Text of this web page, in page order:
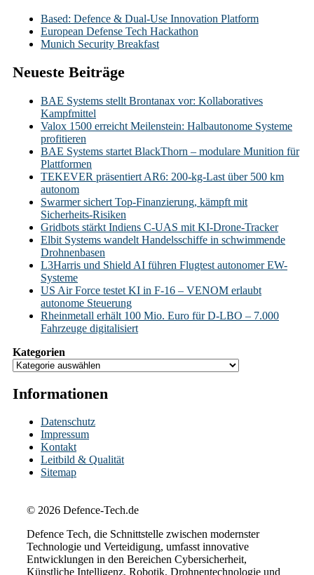
Based: Defence & Dual-Use Innovation Platform
European Defense Tech Hackathon
Munich Security Breakfast
Neueste Beiträge
BAE Systems stellt Brontanax vor: Kollaboratives
Kampfmittel
Valox 1500 erreicht Meilenstein: Halbautonome Systeme
profitieren
BAE Systems startet BlackThorn – modulare Munition für
Plattformen
TEKEVER präsentiert AR6: 200-kg-Last über 500 km
autonom
Swarmer sichert Top-Finanzierung, kämpft mit
Sicherheits-Risiken
Gridbots stärkt Indiens C-UAS mit KI-Drone-Tracker
Elbit Systems wandelt Handelsschiffe in schwimmende
Drohnenbasen
L3Harris und Shield AI führen Flugtest autonomer EW-
Systeme
US Air Force testet KI in F-16 – VENOM erlaubt
autonome Steuerung
Rheinmetall erhält 100 Mio. Euro für D-LBO – 7.000
Fahrzeuge digitalisiert
Kategorien
Informationen
Datenschutz
Impressum
Kontakt
Leitbild & Qualität
Sitemap
© 2026 Defence-Tech.de
Defence Tech, die Schnittstelle zwischen modernster
Technologie und Verteidigung, umfasst innovative
Entwicklungen in den Bereichen Cybersicherheit,
Künstliche Intelligenz, Robotik, Drohnentechnologie und